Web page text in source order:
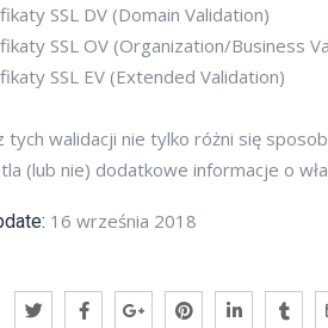
SSL DV (Domain Validation)
SSL OV (Organization/Business
SSL EV (Extended Validation)
tych walidacji nie tylko różni się
(lub nie) dodatkowe informacje o
16 września 2018